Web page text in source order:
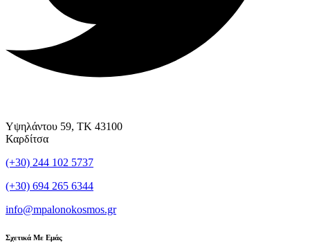
Υψηλάντου 59, ΤΚ 43100
Καρδίτσα
(+30) 244 102 5737
(+30) 694 265 6344
info@mpalonokosmos.gr
Σχετικά Με Εμάς